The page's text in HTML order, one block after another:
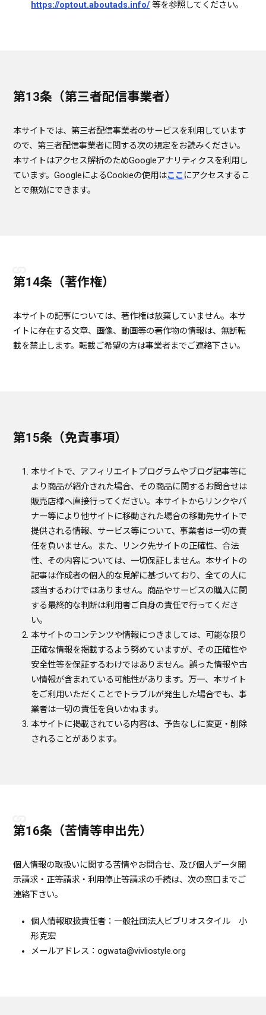
https://optout.aboutads.info/ 等を参照してください。
第13条（第三者配信事業者）
本サイトでは、第三者配信事業者のサービスを利用しています
ので、第三者配信事業者に関する次の規定をお読みください。
本サイトはアクセス解析のためGoogleアナリティクスを利用し
ています。GoogleによるCookieの使用はここ にアクセスするこ
とで無効にできます。
第14条（著作権）
本サイトの記事については、著作権は放棄していません。本サ
イトに存在する文章、画像、動画等の著作物の情報は、無断転
載を禁止します。転載ご希望の方は事業者までご連絡下さい。
第15条（免責事項）
本サイトで、アフィリエイトプログラムやブログ記事等に
より商品が紹介された場合、その商品に関するお問合せは
販売店様へ直接行ってください。本サイトからリンクやバ
ナー等により他サイトに移動された場合の移動先サイトで
提供される情報、サービス等について、事業者は一切の責
任を負いません。また、リンク先サイトの正確性、合法
性、その内容については、一切保証しません。本サイトの
記事は作成者の個人的な見解に基づいており、全ての人に
該当するわけではありません。商品やサービスの購入に関
する最終的な判断は利用者ご自身の責任で行ってくださ
い。
本サイトのコンテンツや情報につきましては、可能な限り
正確な情報を掲載するよう努めていますが、その正確性や
安全性等を保証するわけではありません。誤った情報や古
い情報が含まれている可能性があります。万一、本サイト
をご利用いただくことでトラブルが発生した場合でも、事
業者は一切の責任を負いかねます。
本サイトに掲載されている内容は、予告なしに変更・削除
されることがあります。
第16条（苦情等申出先）
個人情報の取扱いに関する苦情やお問合せ、及び個人データ開
示請求・正等請求・利用停止等請求の手続は、次の窓口までご
連絡下さい。
個人情報取扱責任者：一般社団法人ビブリオスタイル 小
形克宏
メールアドレス：ogwata@vivliostyle.org